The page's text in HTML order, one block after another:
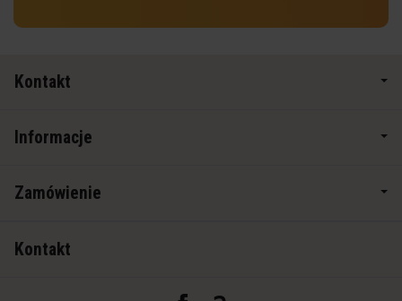
Kontakt
Informacje
Zamówienie
Kontakt